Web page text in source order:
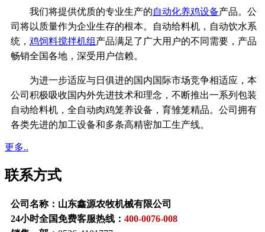
我们将提供优质的专业生产的自动化养鸡设备产品。公
司将以质量作为企业生存的根本。自动给料机，自动饮水系
统， 鸡饲料搅拌机组 产品满足了广大用户的不同需要，产品
畅销全国各地，深受用户信赖。
为进一步适应与日俱进的国内国际市场竞争相适应，本
公司积极吸收国内外先进技术和理念，不断推出一系列包装
自动给料机，全自动肉鸡笼养设备，育雏笼精品。公司拥有
各类先进的加工设备和多条高精密加工生产线。
更多..
联系方式
公司名称：山东鑫源农牧机械有限公司
24小时全国免费客服热线： 400-0076-008